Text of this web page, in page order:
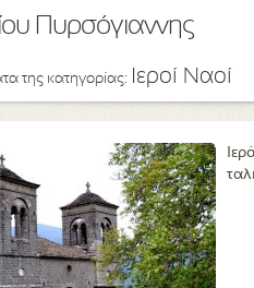
Πυρσόγιαννης
της κατηγορίας: Ιεροί Ναοί